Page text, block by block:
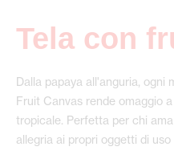
Tela con
Dalla papaya all'anguria, ogni
Fruit Canvas rende omaggio
tropicale. Perfetta per chi
allegria ai propri oggetti di uso